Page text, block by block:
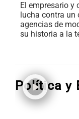
El empresario y
lucha contra un
agencias de
su historia a la
Política y